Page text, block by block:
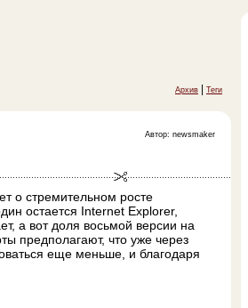
Архив Теги
Автор: newsmaker
о стремительном росте
остается Internet Explorer,
а вот доля восьмой версии на
предполагают, что уже через
еще меньше, и благодаря